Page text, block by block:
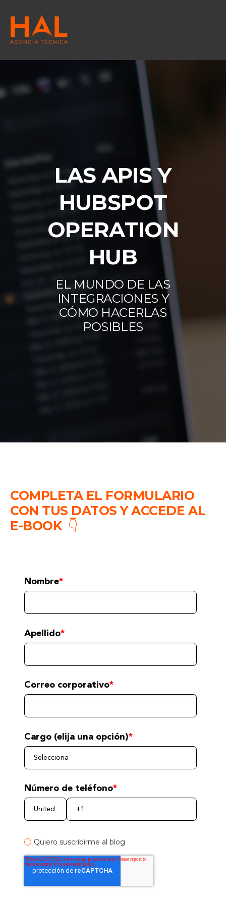
LAS APIS Y
HUBSPOT
OPERATION
HUB
EL MUNDO DE LAS
INTEGRACIONES Y
CÓMO HACERLAS
POSIBLES
COMPLETA EL FORMULARIO
CON TUS DATOS Y ACCEDE AL
E-BOOK 👇
Nombre*
Apellido*
Correo corporativo*
Cargo (elija una opción)*
Número de teléfono*
Quiero suscribirme al blog